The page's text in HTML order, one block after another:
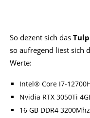
So dezent sich das
so aufregend liest sich
Werte:
Intel® Core I7-
Nvidia RTX 3050Ti
16 GB DDR4